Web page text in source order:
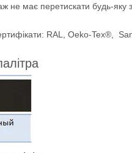
не має перетискати будь-
RAL, Oeko-Tex®,